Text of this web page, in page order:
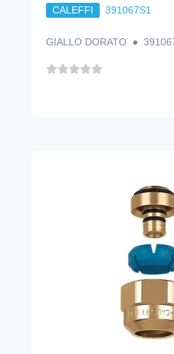
CALEFFI 391067S1
GIALLO DORATO ●